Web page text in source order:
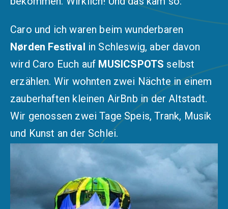
Caro und ich waren beim wunderbaren
Nørden Festival in Schleswig, aber davon
wird Caro Euch auf MUSICSPOTS selbst
erzählen. Wir wohnten zwei Nächte in einem
zauberhaften kleinen AirBnb in der Altstadt.
Wir genossen zwei Tage Speis, Trank, Musik
und Kunst an der Schlei.